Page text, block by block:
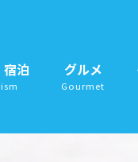
泊 グルメ
Gourmet